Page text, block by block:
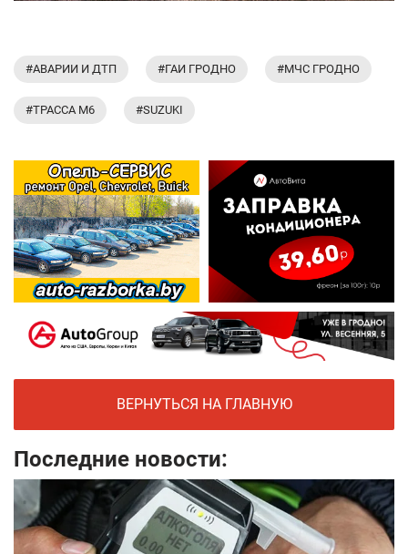
#АВАРИИ И ДТП #ГАИ ГРОДНО #МЧС ГРОДНО
#ТРАССА М6 #SUZUKI
ВЕРНУТЬСЯ НА ГЛАВНУЮ
Последние новости: